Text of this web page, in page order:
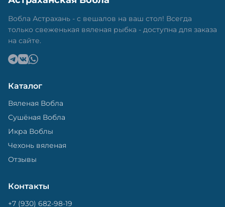
Вобла Астрахань - с вешалов на ваш стол! Всегда
только свеженькая вяленая рыбка - доступна для заказа
на сайте.
Каталог
Вяленая Вобла
Сушёная Вобла
Икра Воблы
Чехонь вяленая
Отзывы
Контакты
+7 (930) 682-98-19